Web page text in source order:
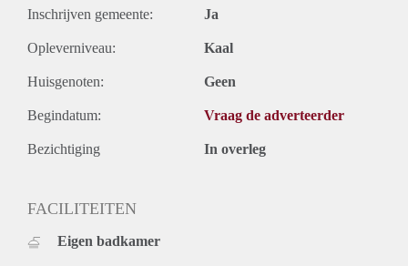
Inschrijven gemeente: Ja
Opleverniveau: Kaal
Huisgenoten: Geen
Begindatum: Vraag de adverteerder
Bezichtiging In overleg
FACILITEITEN
Eigen badkamer